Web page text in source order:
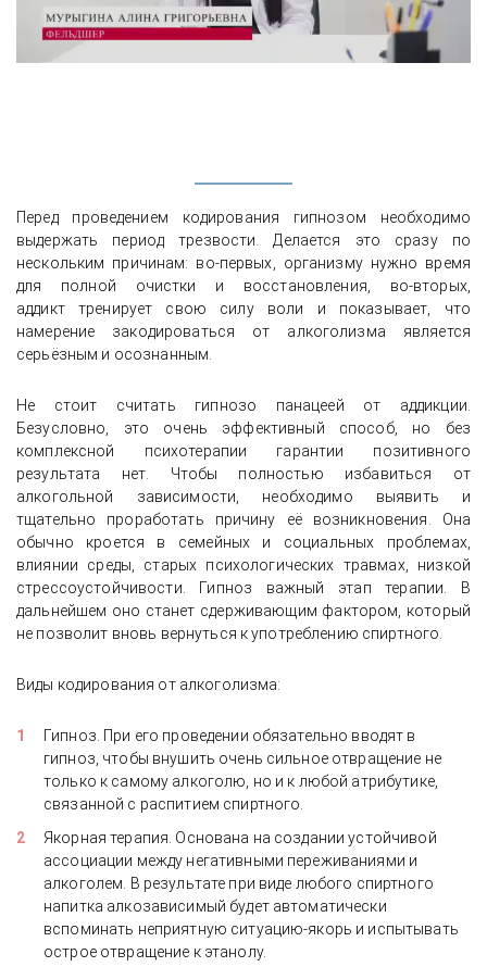
Перед проведением кодирования гипнозом необходимо
выдержать период трезвости. Делается это сразу по
нескольким причинам: во-первых, организму нужно время
для полной очистки и восстановления, во-вторых,
аддикт тренирует свою силу воли и показывает, что
намерение закодироваться от алкоголизма является
серьёзным и осознанным.
Не стоит считать гипнозо панацеей от аддикции.
Безусловно, это очень эффективный способ, но без
комплексной психотерапии гарантии позитивного
результата нет. Чтобы полностью избавиться от
алкогольной зависимости, необходимо выявить и
тщательно проработать причину её возникновения. Она
обычно кроется в семейных и социальных проблемах,
влиянии среды, старых психологических травмах, низкой
стрессоустойчивости. Гипноз важный этап терапии. В
дальнейшем оно станет сдерживающим фактором, который
не позволит вновь вернуться к употреблению спиртного.
Виды кодирования от алкоголизма:
Гипноз. При его проведении обязательно вводят в
гипноз, чтобы внушить очень сильное отвращение не
только к самому алкоголю, но и к любой атрибутике,
связанной с распитием спиртного.
Якорная терапия. Основана на создании устойчивой
ассоциации между негативными переживаниями и
алкоголем. В результате при виде любого спиртного
напитка алкозависимый будет автоматически
вспоминать неприятную ситуацию-якорь и испытывать
острое отвращение к этанолу.